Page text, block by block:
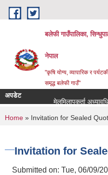
Skip to main content
बलेफी गाउँपालिका,
नेपाल
"कृषि योग्य, व्यापारिक र
समृद्ध बलेफी गाउँ"
अपडेट
मेलमिलापकर्ता
You are here
Home » Invitation for Sealed
Invitation for
Submitted on: Tue, 06/09/